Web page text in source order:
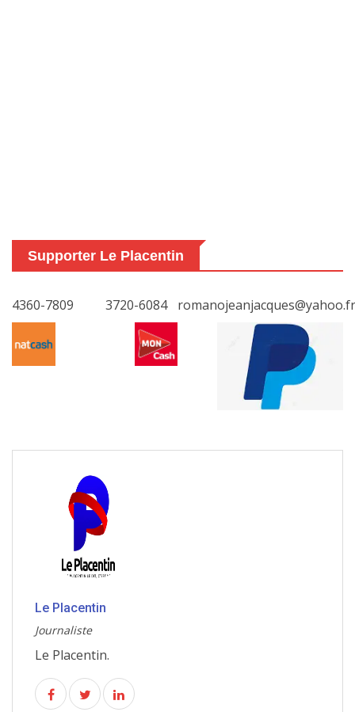
Supporter Le Placentin
4360-7809 3720-6084 romanojeanjacques@yahoo.fr
Le Placentin
Journaliste
Le Placentin.